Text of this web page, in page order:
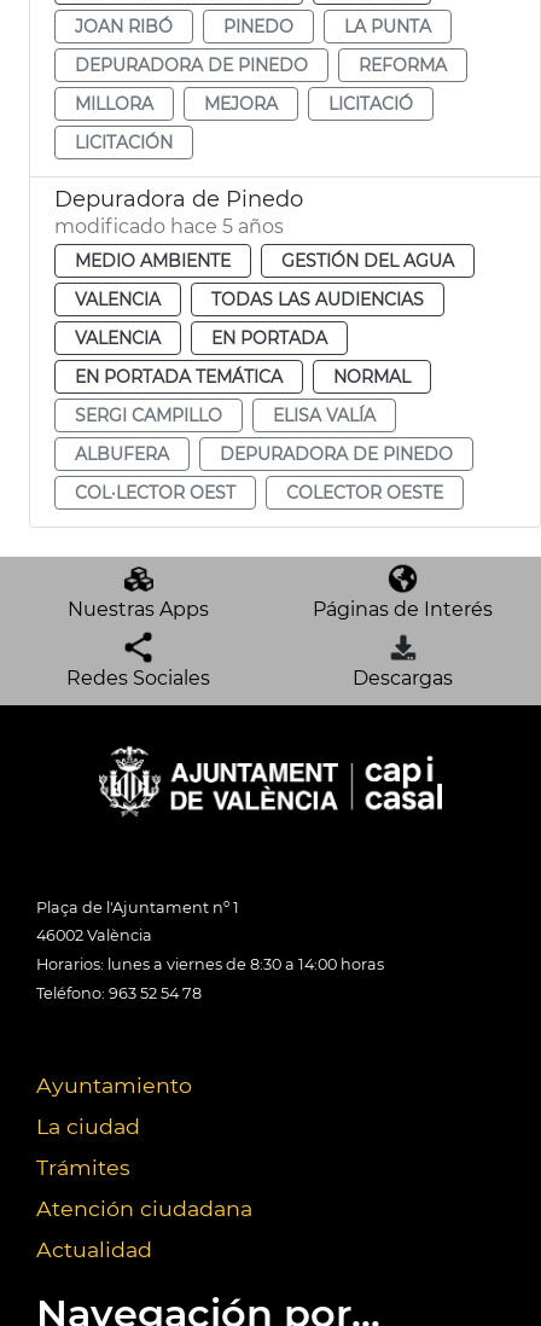
JOAN RIBÓ
PINEDO
LA PUNTA
DEPURADORA DE PINEDO
REFORMA
MILLORA
MEJORA
LICITACIÓ
LICITACIÓN
Depuradora de Pinedo
modificado hace 5 años
MEDIO AMBIENTE
GESTIÓN DEL AGUA
VALENCIA
TODAS LAS AUDIENCIAS
VALENCIA
EN PORTADA
EN PORTADA TEMÁTICA
NORMAL
SERGI CAMPILLO
ELISA VALÍA
ALBUFERA
DEPURADORA DE PINEDO
COL·LECTOR OEST
COLECTOR OESTE
Nuestras Apps Páginas de Interés
Redes Sociales Descargas
Plaça de l'Ajuntament nº 1
46002 València
Horarios: lunes a viernes de 8:30 a 14:00 horas
Teléfono: 963 52 54 78
Ayuntamiento
La ciudad
Trámites
Atención ciudadana
Actualidad
Navegación por...